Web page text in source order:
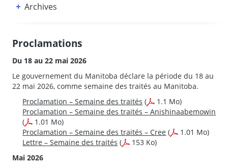
Archives
Proclamations
Du 18 au 22 mai 2026
Le gouvernement du Manitoba déclare la période du 18 au
22 mai 2026, comme semaine des traités au Manitoba.
Proclamation – Semaine des traités (
1.1 Mo)
Proclamation – Semaine des traités – Anishinaabemowin
(
1.01 Mo)
Proclamation – Semaine des traités – Cree (
1.01 Mo)
Lettre – Semaine des traités (
153 Ko)
Mai 2026